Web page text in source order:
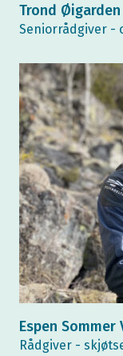
Trond Øigarden
Seniorrådgiver -
Espen
Rådgiver -